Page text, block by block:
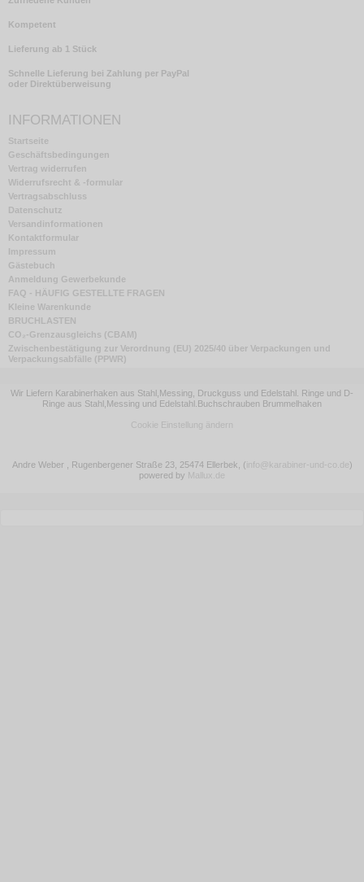
Kompetent
Lieferung ab 1 Stück
Schnelle Lieferung bei Zahlung per PayPal
oder Direktüberweisung
INFORMATIONEN
Startseite
Geschäftsbedingungen
Vertrag widerrufen
Widerrufsrecht & -formular
Vertragsabschluss
Datenschutz
Versandinformationen
Kontaktformular
Impressum
Gästebuch
Anmeldung Gewerbekunde
FAQ - HÄUFIG GESTELLTE FRAGEN
Kleine Warenkunde
BRUCHLASTEN
CO₂-Grenzausgleichs (CBAM)
Zwischenbestätigung zur Verordnung (EU) 2025/40 über Verpackungen und
Verpackungsabfälle (PPWR)
Wir Liefern Karabinerhaken aus Stahl,Messing, Druckguss und Edelstahl. Ringe und D-
Ringe aus Stahl,Messing und Edelstahl.Buchschrauben Brummelhaken
Cookie Einstellung ändern
Andre Weber , Rugenbergener Straße 23, 25474 Ellerbek, ( info@karabiner-und-co.de )
powered by Mallux.de